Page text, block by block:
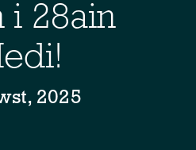
i 28ain
2025